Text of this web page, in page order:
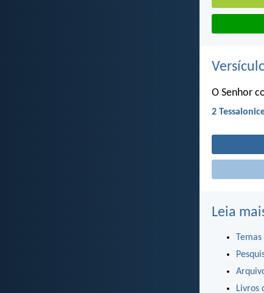
O Senhor
2
Leia
Temas
Livros